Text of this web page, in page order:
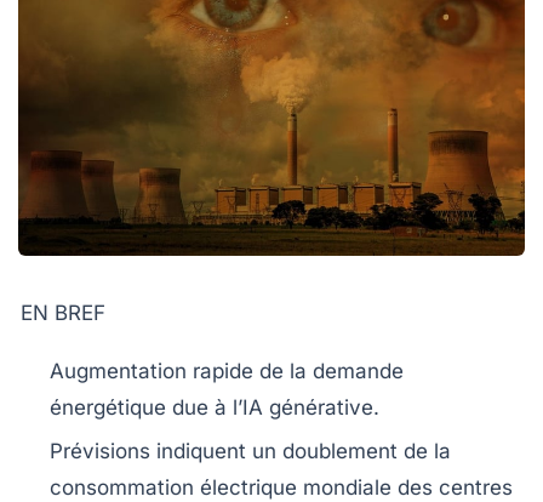
EN BREF
Augmentation rapide de la demande
énergétique due à l’IA générative.
Prévisions indiquent un doublement de la
consommation électrique mondiale des centres